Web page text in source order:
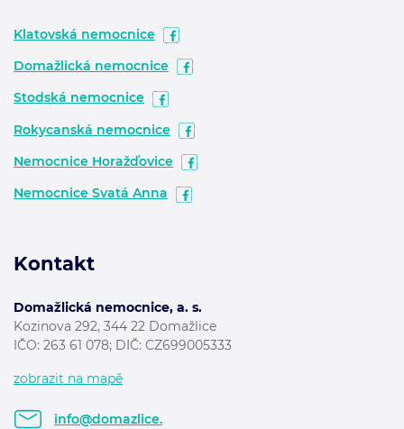
Klatovská nemocnice
Domažlická nemocnice
Stodská nemocnice
Rokycanská nemocnice
Nemocnice Horažďovice
Nemocnice Svatá Anna
Kontakt
Domažlická nemocnice, a. s.
Kozinova 292, 344 22 Domažlice
IČO: 263 61 078; DIČ: CZ699005333
zobrazit na mapě
info@domazlice.